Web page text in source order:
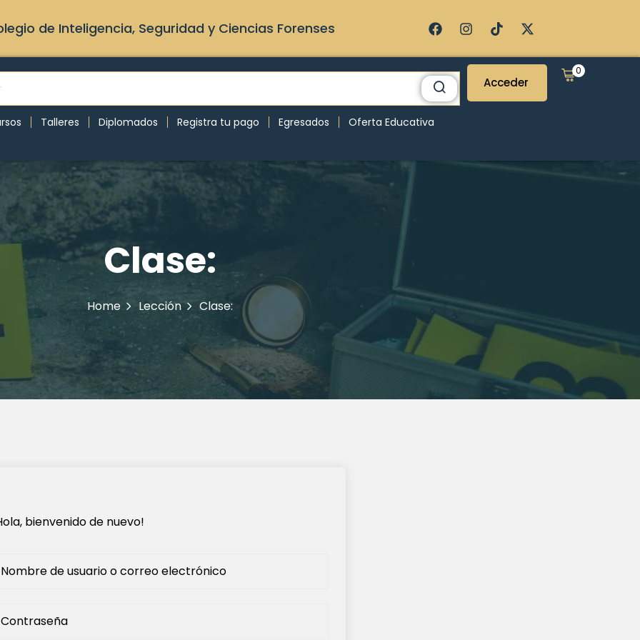
de Inteligencia, Seguridad y Ciencias Forenses
Talleres Diplomados Registra tu pago Egresados Oferta Educativa
Acceder
0
Clase:
Home Lección Clase:
bienvenido de nuevo!